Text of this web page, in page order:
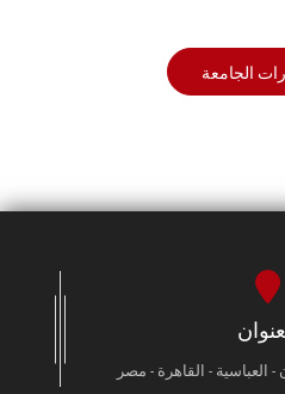
الجامعة
العباسية - القاهرة - مصر